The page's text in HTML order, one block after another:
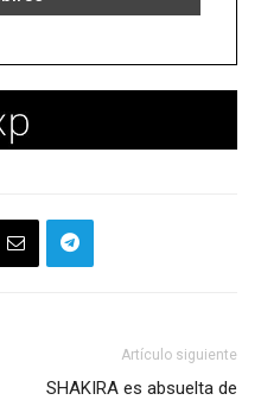
Artículo siguiente
SHAKIRA es absuelta de